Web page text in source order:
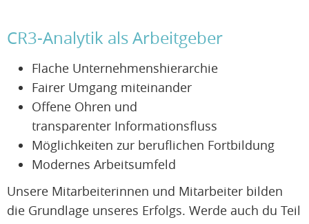
CR3-Analytik als Arbeitgeber
Flache Unternehmenshierarchie
Fairer Umgang miteinander
Offene Ohren und
transparenter Informationsfluss
Möglichkeiten zur beruflichen Fortbildung
Modernes Arbeitsumfeld
Unsere Mitarbeiterinnen und Mitarbeiter bilden
die Grundlage unseres Erfolgs. Werde auch du Teil